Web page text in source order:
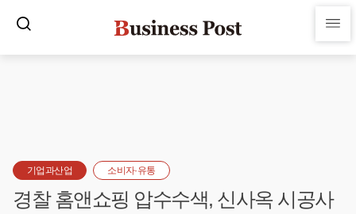
기업과산업 소비자·유통
경찰 홈앤쇼핑 압수수색, 신사옥 시공사